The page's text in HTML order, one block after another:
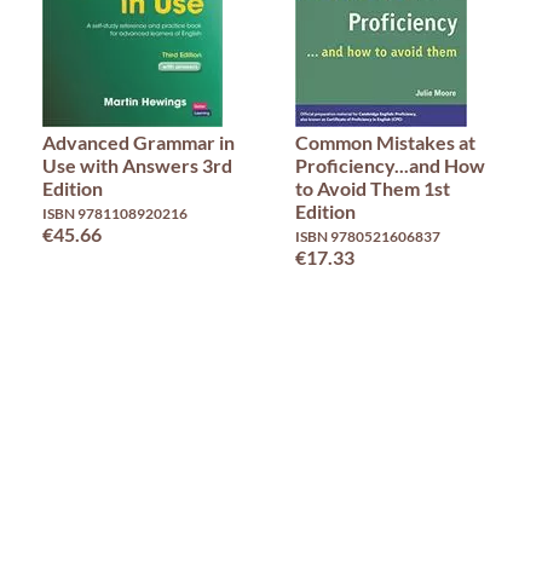
Advanced Grammar in
Use with Answers 3rd
Edition
ISBN 9781108920216
€45.66
Common Mistakes at
Proficiency...and How
to Avoid Them 1st
Edition
ISBN 9780521606837
€17.33